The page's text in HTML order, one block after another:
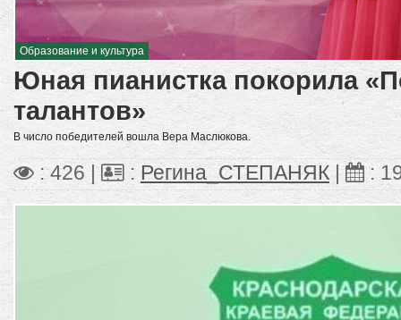
Образование и культура
Юная пианистка покорила
талантов»
В число победителей вошла Вера Маслюкова.
: 426 | : Регина_СТЕПАНЯК | :